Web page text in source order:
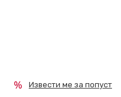
Извести ме за попуст